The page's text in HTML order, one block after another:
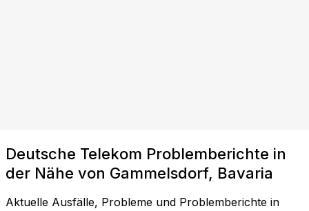
Deutsche Telekom Problemberichte in
der Nähe von Gammelsdorf, Bavaria
Aktuelle Ausfälle, Probleme und Problemberichte in